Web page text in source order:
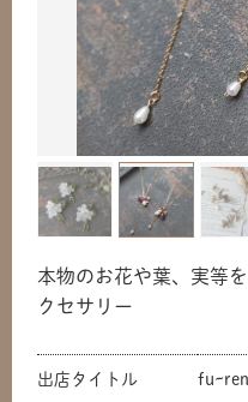
本物のお花や葉、実等
クセサリー
出店タイトル